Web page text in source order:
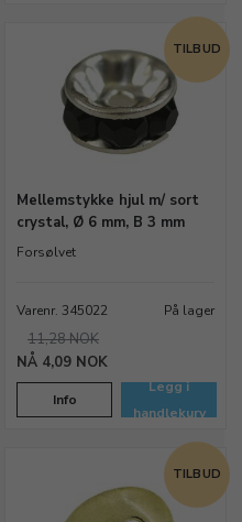
TILBUD
Mellemstykke hjul m/ sort
crystal, Ø 6 mm, B 3 mm
Forsølvet
Varenr. 345022 På lager
4,09 NOK
11,28 NOK
Info
Legg i
handlekurv
TILBUD